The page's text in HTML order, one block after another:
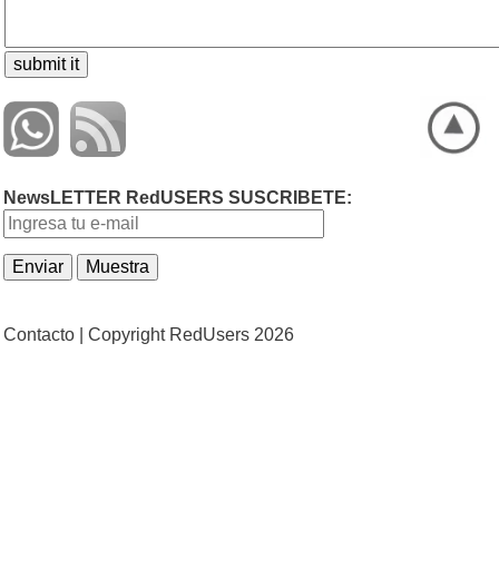
NewsLETTER RedUSERS SUSCRIBETE:
Contacto | Copyright RedUsers 2026